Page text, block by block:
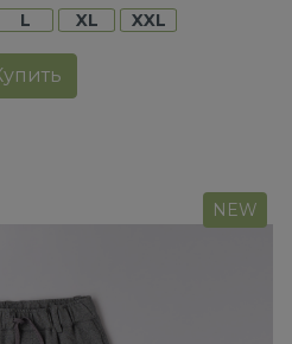
L XL XXL
NEW